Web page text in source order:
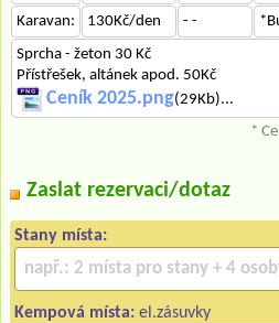
Karavan: 130Kč/den - -
Sprcha - žeton 30 Kč
Přístřešek, altánek apod. 50Kč
Ceník 2025.png(29Kb)...
*
Zaslat rezervaci/dotaz
Stany místa:
Kempová místa: el.zásuvky